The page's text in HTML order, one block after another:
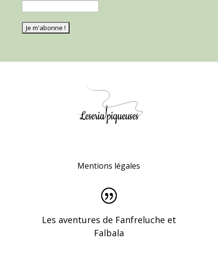
Mentions légales
Les aventures de Fanfreluche et
Falbala